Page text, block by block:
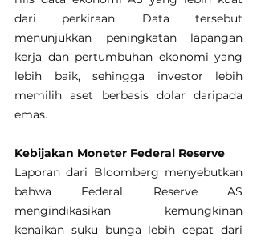
dari perkiraan. Data tersebut
menunjukkan peningkatan lapangan
kerja dan pertumbuhan ekonomi yang
lebih baik, sehingga investor lebih
memilih aset berbasis dolar daripada
emas.
Kebijakan Moneter Federal Reserve
Laporan dari Bloomberg menyebutkan
bahwa Federal Reserve AS
mengindikasikan kemungkinan
kenaikan suku bunga lebih cepat dari